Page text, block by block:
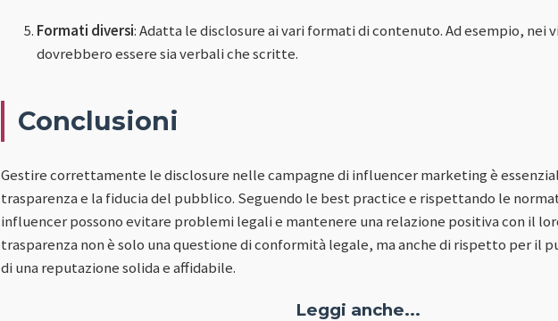
Formati diversi: Adatta le disclosure ai vari formati di contenuto. Ad esempio, nei
dovrebbero essere sia verbali che scritte.
Conclusioni
Gestire correttamente le disclosure nelle campagne di influencer marketing è
trasparenza e la fiducia del pubblico. Seguendo le best practice e rispettando le
influencer possono evitare problemi legali e mantenere una relazione positiva con il
trasparenza non è solo una questione di conformità legale, ma anche di rispetto per il
di una reputazione solida e affidabile.
Leggi anche...